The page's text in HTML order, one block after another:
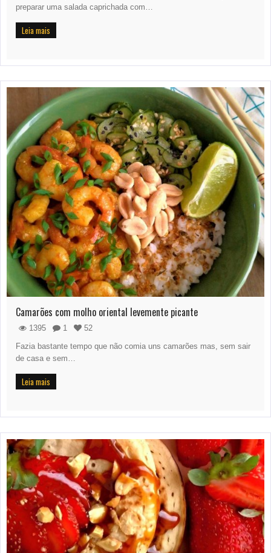
preparar uma salada caprichada com…
Leia mais
Camarões com molho oriental levemente picante
1395 1
52
Fazia bastante tempo que não comia uns camarões mas, sem sair
de casa e sem…
Leia mais